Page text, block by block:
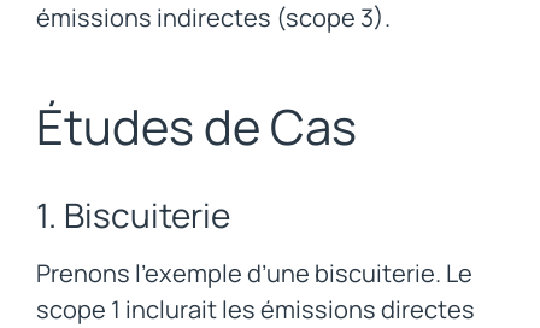
émissions indirectes (scope 3).
Études de Cas
1. Biscuiterie
Prenons l’exemple d’une biscuiterie. Le
scope 1 inclurait les émissions directes